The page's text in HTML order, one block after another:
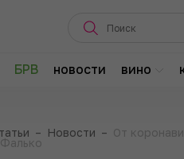
БРВ новости вино
– Новости – От